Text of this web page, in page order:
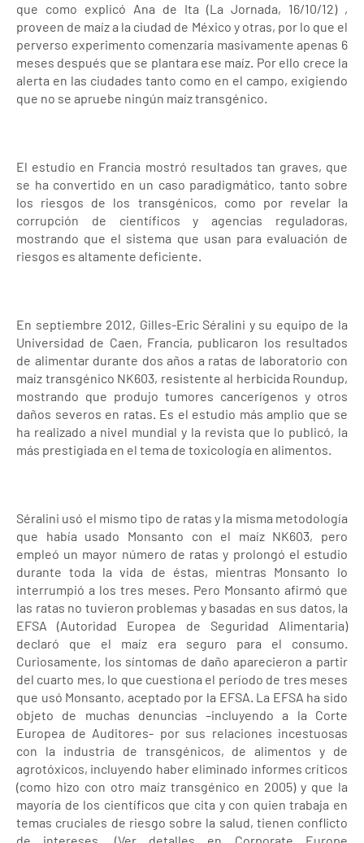
que como explicó Ana de Ita (La Jornada, 16/10/12) ,
proveen de maíz a la ciudad de México y otras, por lo que el
perverso experimento comenzaría masivamente apenas 6
meses después que se plantara ese maíz. Por ello crece la
alerta en las ciudades tanto como en el campo, exigiendo
que no se apruebe ningún maíz transgénico.
El estudio en Francia mostró resultados tan graves, que
se ha convertido en un caso paradigmático, tanto sobre
los riesgos de los transgénicos, como por revelar la
corrupción de científicos y agencias reguladoras,
mostrando que el sistema que usan para evaluación de
riesgos es altamente deficiente.
En septiembre 2012, Gilles-Eric Séralini y su equipo de la
Universidad de Caen, Francia, publicaron los resultados
de alimentar durante dos años a ratas de laboratorio con
maíz transgénico NK603, resistente al herbicida Roundup,
mostrando que produjo tumores cancerígenos y otros
daños severos en ratas. Es el estudio más amplio que se
ha realizado a nivel mundial y la revista que lo publicó, la
más prestigiada en el tema de toxicología en alimentos.
Séralini usó el mismo tipo de ratas y la misma metodología
que había usado Monsanto con el maíz NK603, pero
empleó un mayor número de ratas y prolongó el estudio
durante toda la vida de éstas, mientras Monsanto lo
interrumpió a los tres meses. Pero Monsanto afirmó que
las ratas no tuvieron problemas y basadas en sus datos, la
EFSA (Autoridad Europea de Seguridad Alimentaria)
declaró que el maíz era seguro para el consumo.
Curiosamente, los síntomas de daño aparecieron a partir
del cuarto mes, lo que cuestiona el período de tres meses
que usó Monsanto, aceptado por la EFSA. La EFSA ha sido
objeto de muchas denuncias –incluyendo a la Corte
Europea de Auditores- por sus relaciones incestuosas
con la industria de transgénicos, de alimentos y de
agrotóxicos, incluyendo haber eliminado informes críticos
(como hizo con otro maíz transgénico en 2005) y que la
mayoría de los científicos que cita y con quien trabaja en
temas cruciales de riesgo sobre la salud, tienen conflicto